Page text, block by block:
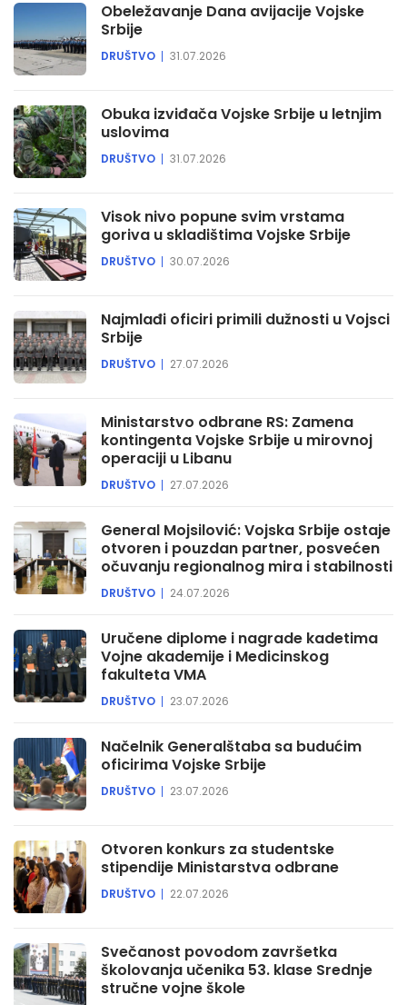
Obeležavanje Dana avijacije Vojske
Srbije
DRUŠTVO 31.07.2026
Obuka izviđača Vojske Srbije u letnjim
uslovima
DRUŠTVO 31.07.2026
Visok nivo popune svim vrstama
goriva u skladištima Vojske Srbije
DRUŠTVO 30.07.2026
Najmlađi oficiri primili dužnosti u Vojsci
Srbije
DRUŠTVO 27.07.2026
Ministarstvo odbrane RS: Zamena
kontingenta Vojske Srbije u mirovnoj
operaciji u Libanu
DRUŠTVO 27.07.2026
General Mojsilović: Vojska Srbije ostaje
otvoren i pouzdan partner, posvećen
očuvanju regionalnog mira i stabilnosti
DRUŠTVO 24.07.2026
Uručene diplome i nagrade kadetima
Vojne akademije i Medicinskog
fakulteta VMA
DRUŠTVO 23.07.2026
Načelnik Generalštaba sa budućim
oficirima Vojske Srbije
DRUŠTVO 23.07.2026
Otvoren konkurs za studentske
stipendije Ministarstva odbrane
DRUŠTVO 22.07.2026
Svečanost povodom završetka
školovanja učenika 53. klase Srednje
stručne vojne škole